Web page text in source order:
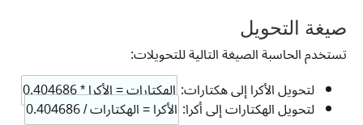
صيغة التحويل
تستخدم الحاسبة الصيغة التالية للتحويلات:
لتحويل الأكرا إلى هكتارات:الهكتارات = الأكرا * 0.404686
لتحويل الهكتارات إلى أكرا: الأكرا = الهكتارات / 0.404686